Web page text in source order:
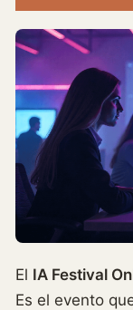
El IA Festival
Es el evento